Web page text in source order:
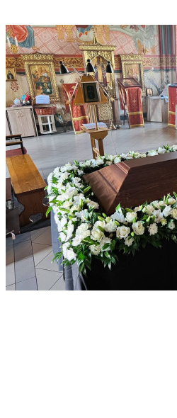
Оформление заказа на
кремации
Оформление заказа на услуги
Оформление заказа в кредит по
расчету
Изготовление мусульманского
Изготовление гроба по
Изготовление постели для гроба
индивидуальному заказу
Срочность исполнения заказа